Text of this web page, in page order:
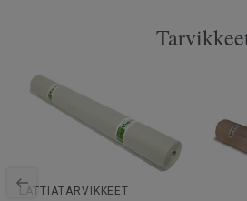
Kyllä
Kappaleita laatikossa
Asennusmenetelmä
SAP-tuotenumero
Viistetyt reunat
LATTIATARVIKKEET